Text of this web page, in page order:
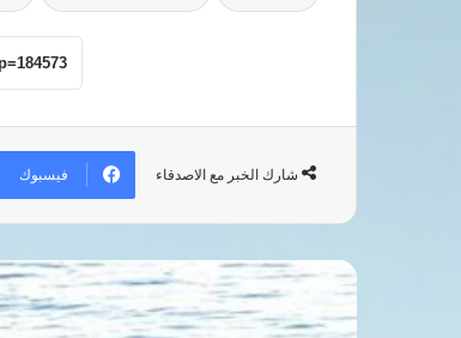
شارك الخبر مع الاصدقاء فيسبوك